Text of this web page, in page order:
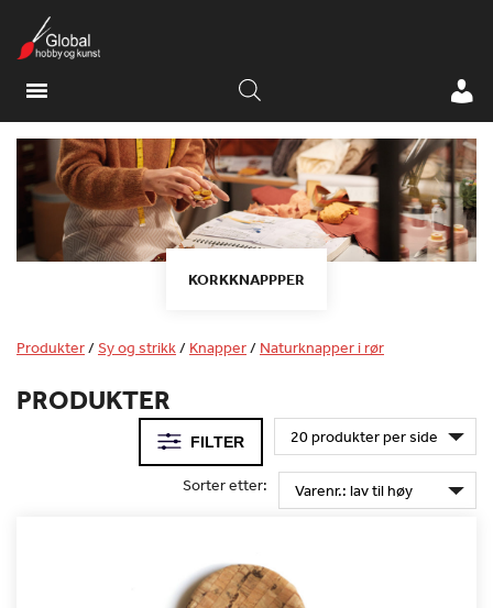
KORKKNAPPPER
Produkter/Sy og strikk/ Knapper/ Naturknapper i rør
PRODUKTER
FILTER
Sorter etter: